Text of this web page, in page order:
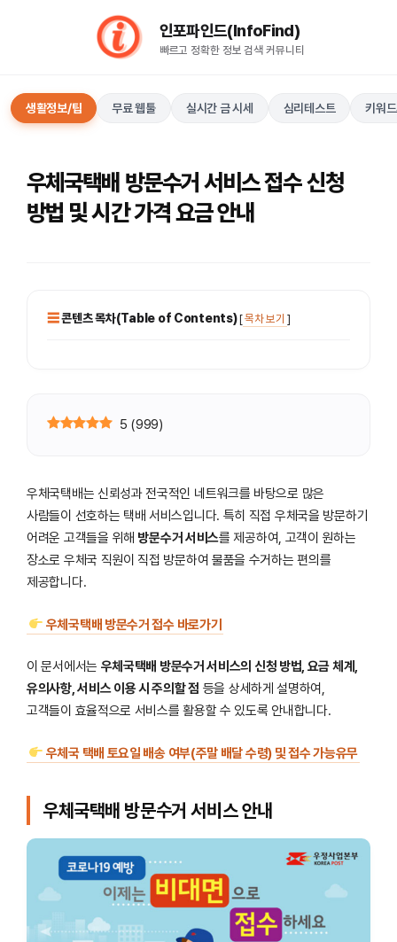
인포파인드(InfoFind)​​​​
빠르고 정확한 정보 검색 커뮤니티
생활정보/팁 무료 웹툴 실시간 금 시세 심리테스트 키워
우체국택배 방문수거 서비스 접수 신청
방법 및 시간 가격 요금 안내
콘텐츠 목차(Table of Contents)[목차 보기 ]
5 (999)
우체국택배는 신뢰성과 전국적인 네트워크를 바탕으로 많은
사람들이 선호하는 택배 서비스입니다. 특히 직접 우체국을 방문하기
어려운 고객들을 위해 방문수거 서비스를 제공하여, 고객이 원하는
장소로 우체국 직원이 직접 방문하여 물품을 수거하는 편의를
제공합니다.
우체국택배 방문수거 접수 바로가기
이 문서에서는 우체국택배 방문수거 서비스의 신청 방법, 요금 체계,
유의사항, 서비스 이용 시 주의할 점 등을 상세하게 설명하여,
고객들이 효율적으로 서비스를 활용할 수 있도록 안내합니다.
우체국 택배 토요일 배송 여부(주말 배달 수령) 및 접수 가능유무
우체국택배 방문수거 서비스 안내